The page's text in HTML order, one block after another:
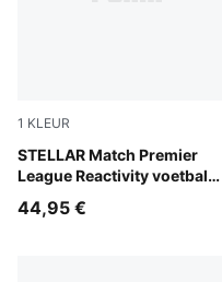
1 KLEUR
STELLAR Match Premier
League Reactivity voetbal
PUMA White-multicolor
44,95 €